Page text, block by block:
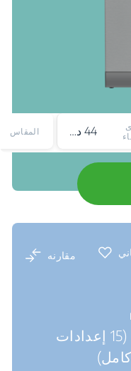
44 ديسيبل المقاس
مقارنه
غسالة صحون مستقلة (15 إعدادات